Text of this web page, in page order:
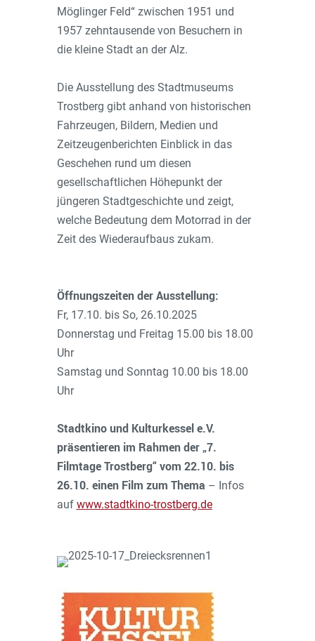
Möglinger Feld“ zwischen 1951 und
1957 zehntausende von Besuchern in
die kleine Stadt an der Alz.
Die Ausstellung des Stadtmuseums
Trostberg gibt anhand von historischen
Fahrzeugen, Bildern, Medien und
Zeitzeugenberichten Einblick in das
Geschehen rund um diesen
gesellschaftlichen Höhepunkt der
jüngeren Stadtgeschichte und zeigt,
welche Bedeutung dem Motorrad in der
Zeit des Wiederaufbaus zukam.
Öffnungszeiten der Ausstellung:
Fr, 17.10. bis So, 26.10.2025
Donnerstag und Freitag 15.00 bis 18.00
Uhr
Samstag und Sonntag 10.00 bis 18.00
Uhr
Stadtkino und Kulturkessel e.V.
präsentieren im Rahmen der „7.
Filmtage Trostberg“ vom 22.10. bis
26.10. einen Film zum Thema – Infos
auf www.stadtkino-trostberg.de